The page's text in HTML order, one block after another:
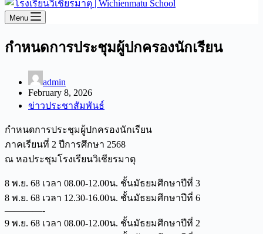
Menu
กำหนดการประชุมผู้ปกครองนักเรียน
admin
February 8, 2026
ข่าวประชาสัมพันธ์
กำหนดการประชุมผู้ปกครองนักเรียน
ภาคเรียนที่ 2 ปีการศึกษา 2568
ณ หอประชุมโรงเรียนวิเชียรมาตุ
8 พ.ย. 68 เวลา 08.00-12.00น. ชั้นมัธยมศึกษาปีที่ 3
8 พ.ย. 68 เวลา 12.30-16.00น. ชั้นมัธยมศึกษาปีที่ 6
————-
9 พ.ย. 68 เวลา 08.00-12.00น. ชั้นมัธยมศึกษาปีที่ 2